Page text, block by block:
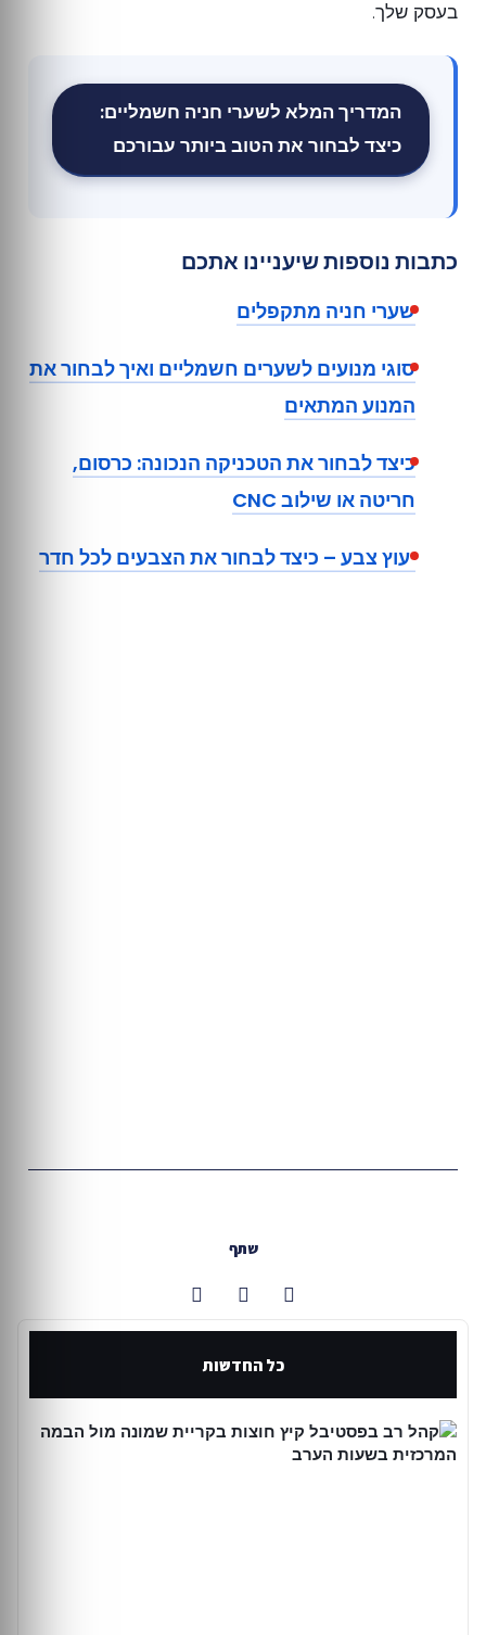
בעסק שלך.
המדריך המלא לשערי חניה חשמליים:
כיצד לבחור את הטוב ביותר עבורכם
כתבות נוספות שיעניינו אתכם
שערי חניה מתקפלים
סוגי מנועים לשערים חשמליים ואיך לבחור את
המנוע המתאים
כיצד לבחור את הטכניקה הנכונה: כרסום,
חריטה או שילוב CNC
יעוץ צבע – כיצד לבחור את הצבעים לכל חדר
שתף
כל החדשות